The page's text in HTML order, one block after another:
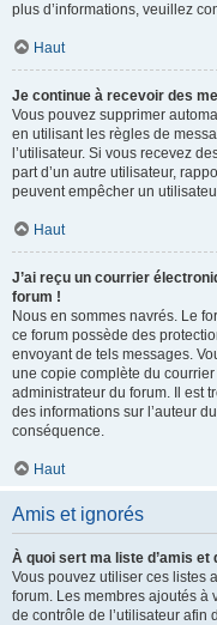
plus d’informations, veuillez
Haut
Je continue à recevoir des
Vous pouvez supprimer
en utilisant les règles de
l’utilisateur. Si vous recevez
part d’un autre utilisateur,
peuvent empêcher un
Haut
J’ai reçu un courrier
forum !
Nous en sommes navrés. Le
ce forum possède des
envoyant de tels messages.
une copie complète du
administrateur du forum. Il est
des informations sur l’auteur
conséquence.
Haut
Amis et ignorés
À quoi sert ma liste d’amis et
Vous pouvez utiliser ces listes
forum. Les membres ajoutés à
de contrôle de l’utilisateur afin